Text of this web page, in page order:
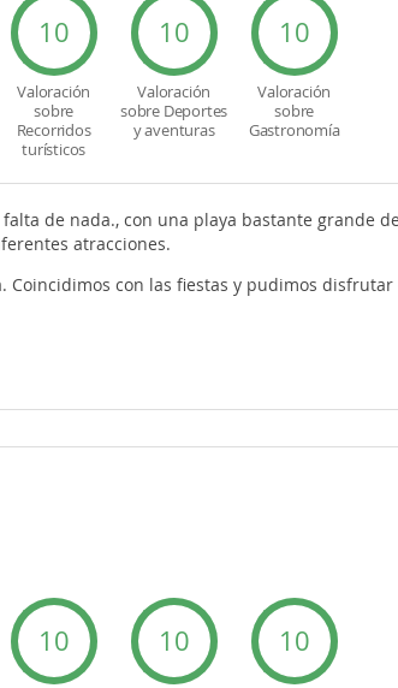
10
Valoración
sobre
Recorridos
turísticos
10
Valoración
sobre Deportes
y aventuras
10
Valoración
sobre
Gastronomía
de nada., con una playa bastante grande
atracciones.
Coincidimos con las fiestas y pudimos
10 10 10